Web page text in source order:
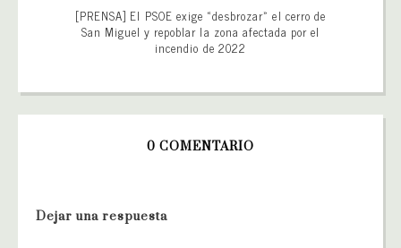
[PRENSA] El PSOE exige «desbrozar» el cerro de
San Miguel y repoblar la zona afectada por el
incendio de 2022
0 COMENTARIO
Dejar una respuesta